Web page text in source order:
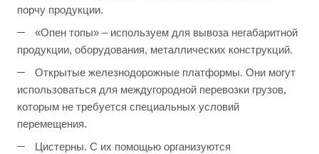
порчу продукции.
«Опен топы» – используем для вывоза негабаритной
продукции, оборудования, металлических конструкций.
Открытые железнодорожные платформы. Они могут
использоваться для междугородной перевозки грузов,
которым не требуется специальных условий
перемещения.
Цистерны. С их помощью организуются